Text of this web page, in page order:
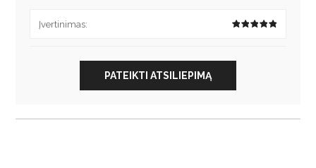
Įvertinimas:
PATEIKTI ATSILIEPIMĄ